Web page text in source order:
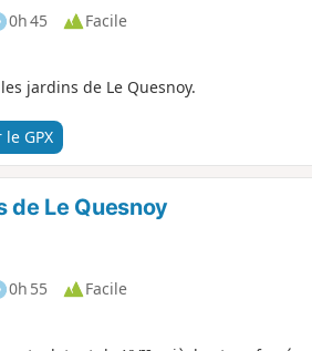
0h 45
Facile
jardins de Le Quesnoy.
GPX
Le Quesnoy
0h 55
Facile